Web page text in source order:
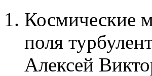
Космические
поля
Алексей